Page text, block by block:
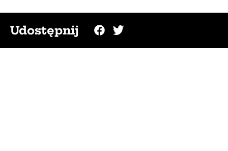
Udostępnij